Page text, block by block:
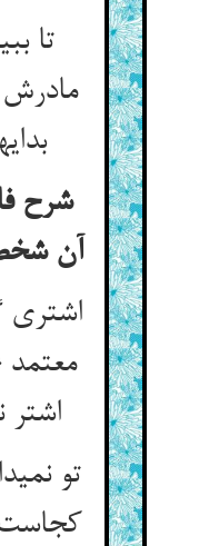
تا
مادرش
شرح
آن
اشتری
اشتر
تو